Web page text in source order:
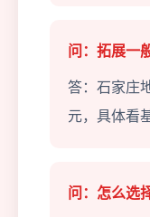
问：拓展一
答：石家庄
元，具体看
问：怎么选